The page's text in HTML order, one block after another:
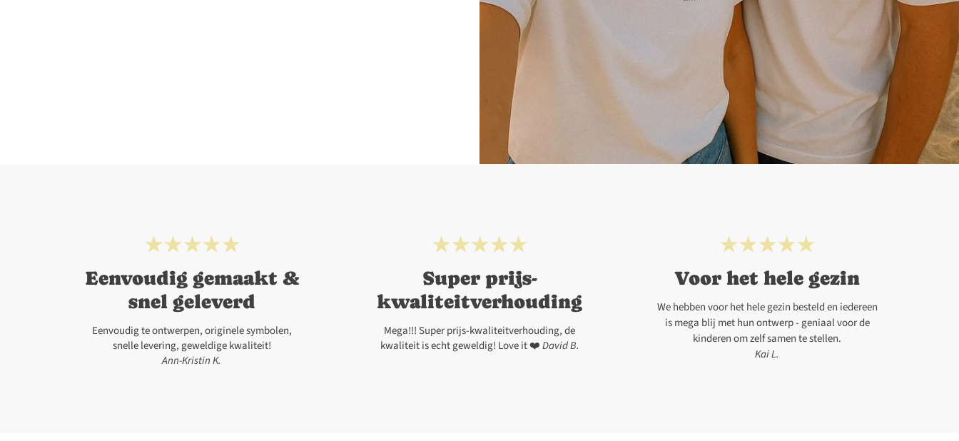
Eenvoudig gemaakt &
snel geleverd
Eenvoudig te ontwerpen, originele symbolen,
snelle levering, geweldige kwaliteit!
Ann-Kristin K.
Super prijs-
kwaliteitverhouding
Mega!!! Super prijs-kwaliteitverhouding, de
kwaliteit is echt geweldig! Love it ❤️David B.
Voor het hele gezin
We hebben voor het hele gezin besteld en iedereen
is mega blij met hun ontwerp - geniaal voor de
kinderen om zelf samen te stellen.
Kai L.